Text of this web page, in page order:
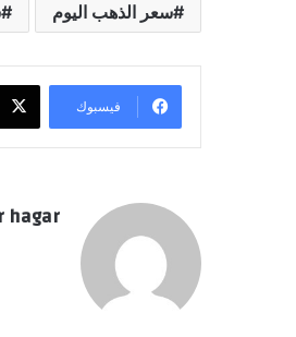
سعر الذهب اليوم
فيسبوك
hagar